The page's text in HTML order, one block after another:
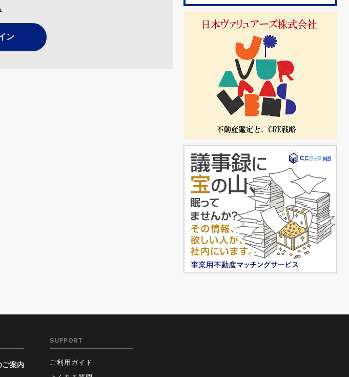
ン
ご案内
SUPPORT
ご利用ガイド